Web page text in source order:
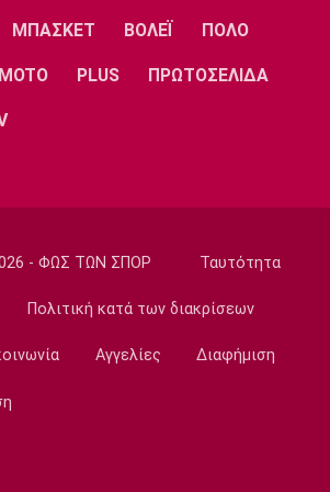
νησιού ξεχωρίζει»
το πρώτο γκολ της
ΜΠΑΣΚΕΤ ΒΟΛΕΪ ΠΟΛΟ
PLUS ΠΡΩΤΟΣΕΛΙΔΑ
- ΦΩΣ ΤΩΝ ΣΠΟΡ Ταυτότητα
Πολιτική κατά των διακρίσεων
Αγγελίες Διαφήμιση